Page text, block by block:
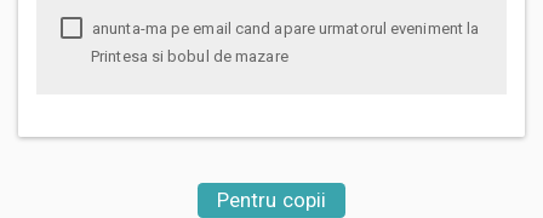
Printesa si bobul de mazare
Pentru copii